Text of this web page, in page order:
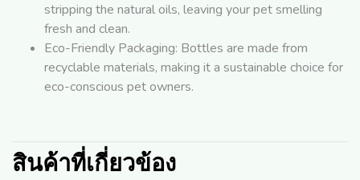
stripping the natural oils, leaving your pet smelling
fresh and clean.
Eco-Friendly Packaging: Bottles are made from
recyclable materials, making it a sustainable choice for
eco-conscious pet owners.
สินค้าที่เกี่ยวข้อง